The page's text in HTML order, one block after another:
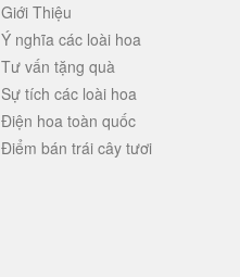
Giới Thiệu
Ý nghĩa các loài hoa
Tư vấn tặng quà
Sự tích các loài hoa
Điện hoa toàn quốc
Điểm bán trái cây tươi